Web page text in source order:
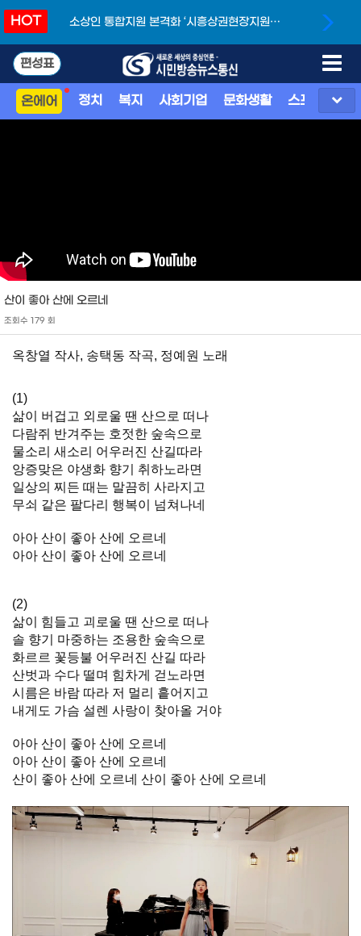
HOT
소상인 통합지원 본격화 ‘시흥상권현장지원단’
편성표
온에어 정치 복지 사회기업 문화생활 스포츠 지
산이 좋아 산에 오르네
조회수 179 회
옥창열 작사, 송택동 작곡, 정예원 노래
(1)
삶이 버겁고 외로울 땐 산으로 떠나
다람쥐 반겨주는 호젓한 숲속으로
물소리 새소리 어우러진 산길따라
앙증맞은 야생화 향기 취하노라면
일상의 찌든 때는 말끔히 사라지고
무쇠 같은 팔다리 행복이 넘쳐나네
아아 산이 좋아 산에 오르네
아아 산이 좋아 산에 오르네
(2)
삶이 힘들고 괴로울 땐 산으로 떠나
솔 향기 마중하는 조용한 숲속으로
화르르 꽃등불 어우러진 산길 따라
산벗과 수다 떨며 힘차게 걷노라면
시름은 바람 따라 저 멀리 흩어지고
내게도 가슴 설렌 사랑이 찾아올 거야
아아 산이 좋아 산에 오르네
아아 산이 좋아 산에 오르네
산이 좋아 산에 오르네 산이 좋아 산에 오르네